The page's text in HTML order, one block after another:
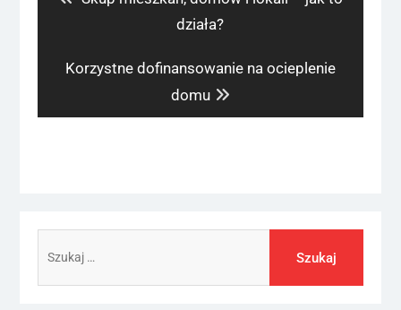
działa?
Next
Korzystne dofinansowanie na ocieplenie
domu